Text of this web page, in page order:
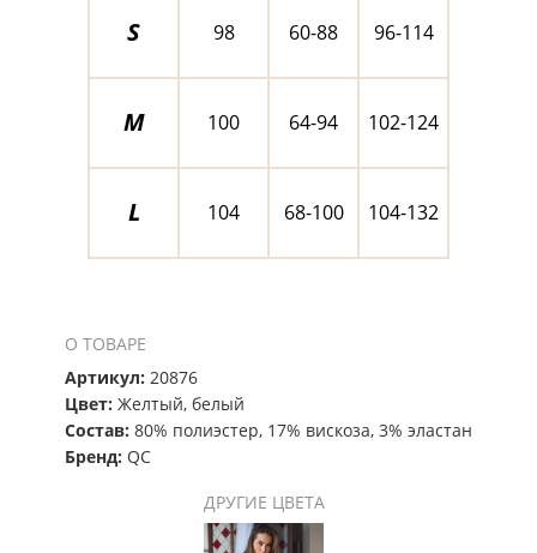
S 98 60-88 96-114
M 100 64-94 102-124
L 104 68-100 104-132
О ТОВАРЕ
Артикул: 20876
Цвет: Желтый, белый
Состав: 80% полиэстер, 17% вискоза, 3% эластан
Бренд: QC
ДРУГИЕ ЦВЕТА